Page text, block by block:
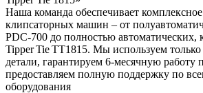
Наша команда обеспечивает
клипсаторных машин – от
PDC‑700 до полностью автоматических,
Tipper Tie TT1815. Мы используем
детали, гарантируем 6‑месячную работу
предоставляем полную поддержку по
оборудования